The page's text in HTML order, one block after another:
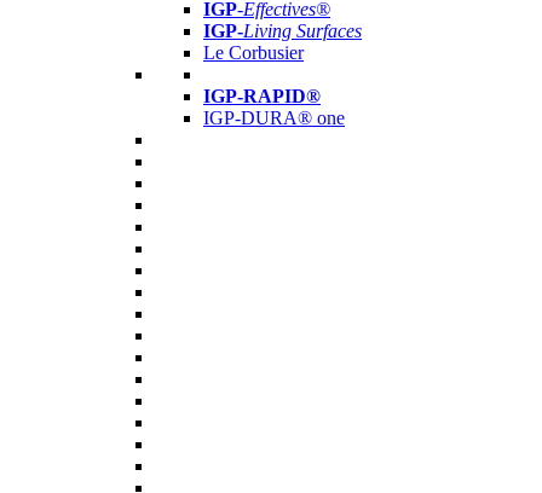
IGP-Effectives®
IGP-Living Surfaces
Le Corbusier
IGP-RAPID®
IGP-DURA® one